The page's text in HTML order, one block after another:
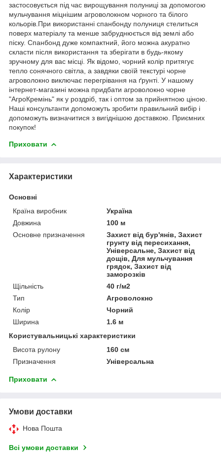
застосовується під час вирощування полуниці за допомогою
мульчування міцнішим агроволокном чорного та білого
кольорів.При використанні спанбонду полуниця стелиться
поверх матеріалу та менше забруднюється від землі або
піску. Спанбонд дуже компактний, його можна акуратно
скласти після використання та зберігати в будь-якому
зручному для вас місці. Як відомо, чорний колір притягує
тепло сонячного світла, а завдяки своїй текстурі чорне
агроволокно виключає перегрівання на ґрунті. У нашому
інтернет-магазині можна придбати агроволокно чорне
"АгроКремінь" як у роздріб, так і оптом за прийнятною ціною.
Наші консультанти допоможуть зробити правильний вибір і
допоможуть визначитися з вигіднішою доставкою. Приємних
покупок!
Приховати
Характеристики
Основні
Країна виробник
Україна
Довжина
100 м
Основне призначення
Захист від бур'янів, Захист
грунту від пересихання,
Універсальне, Захист від
дощів, Для мульчування
грядок, Захист від
заморозків
Щільність
40 г/м2
Тип
Агроволокно
Колір
Чорний
Ширина
1.6 м
Користувальницькі характеристики
Висота рулону
160 см
Призначення
Універсальна
Приховати
Умови доставки
Нова Пошта
Всі умови доставки